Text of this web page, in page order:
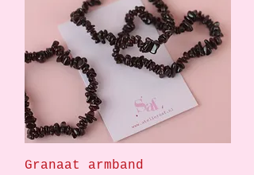
Granaat armband